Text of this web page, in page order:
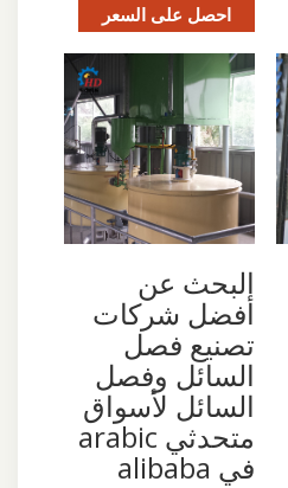
احصل على السعر
البحث عن
أفضل شركات
تصنيع فصل
السائل وفصل
السائل لأسواق
متحدثي arabic
في alibaba